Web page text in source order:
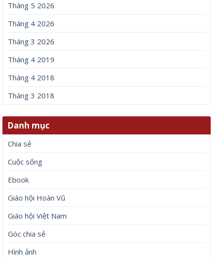
Tháng 5 2026
Tháng 4 2026
Tháng 3 2026
Tháng 4 2019
Tháng 4 2018
Tháng 3 2018
Danh mục
Chia sẻ
Cuộc sống
Ebook
Giáo hội Hoàn Vũ
Giáo hội Việt Nam
Góc chia sẻ
Hình ảnh